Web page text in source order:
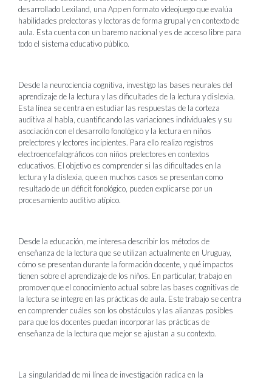
desarrollado Lexiland, una App en formato videojuego que evalúa
habilidades prelectoras y lectoras de forma grupal y en contexto de
aula. Esta cuenta con un baremo nacional y es de acceso libre para
todo el sistema educativo público.
Desde la neurociencia cognitiva, investigo las bases neurales del
aprendizaje de la lectura y las dificultades de la lectura y dislexia.
Esta línea se centra en estudiar las respuestas de la corteza
auditiva al habla, cuantificando las variaciones individuales y su
asociación con el desarrollo fonológico y la lectura en niños
prelectores y lectores incipientes. Para ello realizo registros
electroencefalográficos con niños prelectores en contextos
educativos. El objetivo es comprender si las dificultades en la
lectura y la dislexia, que en muchos casos se presentan como
resultado de un déficit fonológico, pueden explicarse por un
procesamiento auditivo atípico.
Desde la educación, me interesa describir los métodos de
enseñanza de la lectura que se utilizan actualmente en Uruguay,
cómo se presentan durante la formación docente, y qué impactos
tienen sobre el aprendizaje de los niños. En particular, trabajo en
promover que el conocimiento actual sobre las bases cognitivas de
la lectura se integre en las prácticas de aula. Este trabajo se centra
en comprender cuáles son los obstáculos y las alianzas posibles
para que los docentes puedan incorporar las prácticas de
enseñanza de la lectura que mejor se ajustan a su contexto.
La singularidad de mi línea de investigación radica en la